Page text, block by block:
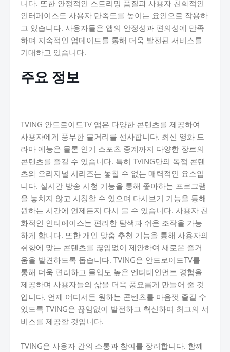
니다. 또한 안정적인 스트리밍 품질과 사용자 친화적인
인터페이스도 사용자 만족도를 높이는 요인으로 작용하
고 있습니다. 사용자들은 앱의 안정성과 편의성에 만족
하며 지속적인 업데이트를 통해 더욱 발전된 서비스를
기대하고 있습니다.
주요 정보
TVING 안드로이드TV 앱은 다양한 콘텐츠를 제공하여
사용자에게 풍부한 볼거리를 선사합니다. 최신 영화 드
라마 예능은 물론 인기 스포츠 중계까지 다양한 장르의
콘텐츠를 즐길 수 있습니다. 특히 TVING만의 독점 콘텐
츠와 오리지널 시리즈는 놓칠 수 없는 매력적인 요소입
니다. 실시간 방송 시청 기능을 통해 좋아하는 프로그램
을 놓치지 않고 시청할 수 있으며 다시보기 기능을 통해
원하는 시간에 언제든지 다시 볼 수 있습니다. 사용자 친
화적인 인터페이스는 편리한 탐색과 쉬운 조작을 가능
하게 합니다. 또한 개인 맞춤 추천 기능을 통해 사용자의
취향에 맞는 콘텐츠를 끊임없이 제안하여 새로운 즐거
움을 발견하도록 돕습니다. TVING은 안드로이드TV를
통해 더욱 편리하고 몰입도 높은 엔터테인먼트 경험을
제공하며 사용자들의 삶을 더욱 풍요롭게 만들어 줄 것
입니다. 언제 어디서든 원하는 콘텐츠를 마음껏 즐길 수
있도록 TVING은 끊임없이 발전하고 혁신하며 최고의 서
비스를 제공할 것입니다.
TVING은 사용자 간의 소통과 참여를 장려합니다. 함께